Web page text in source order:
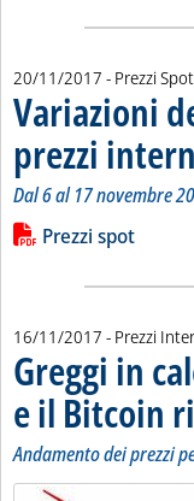
20/11/2017 - Prezzi Spot
Variazioni
prezzi
Dal 6 al 17 novembre
Leggi tutta la
Lista allegati
Prezzi spot
16/11/2017 - Prezzi
Greggi in
e il Bitcoin
Andamento dei prezzi